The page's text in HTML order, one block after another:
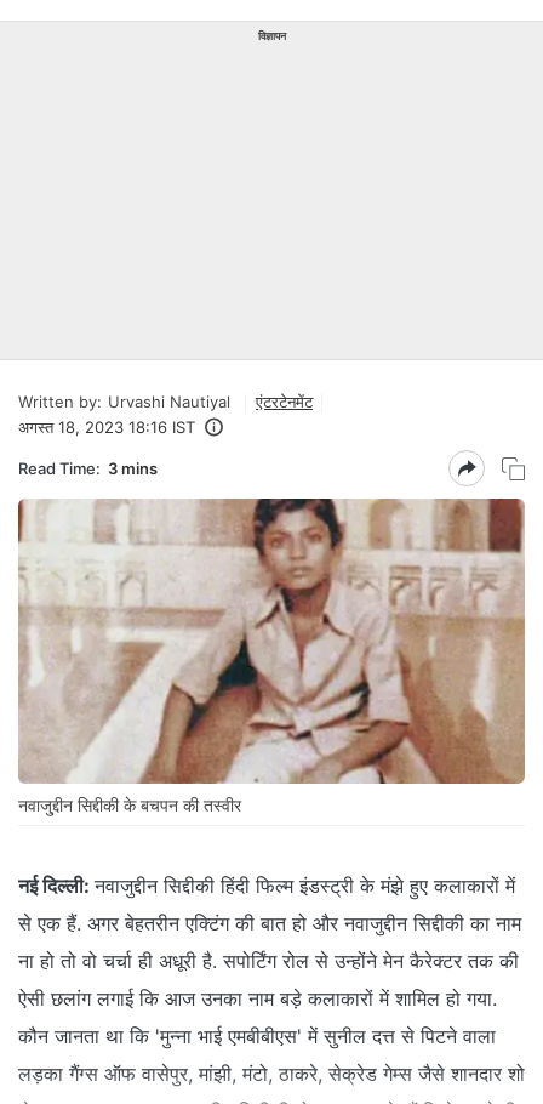
विज्ञापन
Written by: Urvashi Nautiyal
एंटरटेनमेंट
अगस्त 18, 2023 18:16 IST
Read Time: 3 mins
नवाजु्द्दीन सिद्दीकी के बचपन की तस्वीर
नई दिल्ली: नवाजुद्दीन सिद्दीकी हिंदी फिल्म इंडस्ट्री के मंझे हुए कलाकारों में
से एक हैं. अगर बेहतरीन एक्टिंग की बात हो और नवाजुद्दीन सिद्दीकी का नाम
ना हो तो वो चर्चा ही अधूरी है. सपोर्टिंग रोल से उन्होंने मेन कैरेक्टर तक की
ऐसी छलांग लगाई कि आज उनका नाम बड़े कलाकारों में शामिल हो गया.
कौन जानता था कि 'मुन्ना भाई एमबीबीएस' में सुनील दत्त से पिटने वाला
लड़का गैंग्स ऑफ वासेपुर, मांझी, मंटो, ठाकरे, सेक्रेड गेम्स जैसे शानदार शो